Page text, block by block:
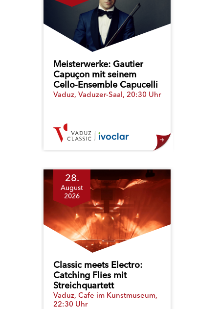
Meisterwerke: Gautier
Capuçon mit seinem
Cello-Ensemble Capucelli
Vaduz, Vaduzer-Saal, 20:30 Uhr
28.
August
2026
Classic meets Electro:
Catching Flies mit
Streichquartett
Vaduz, Cafe im Kunstmuseum,
22:30 Uhr